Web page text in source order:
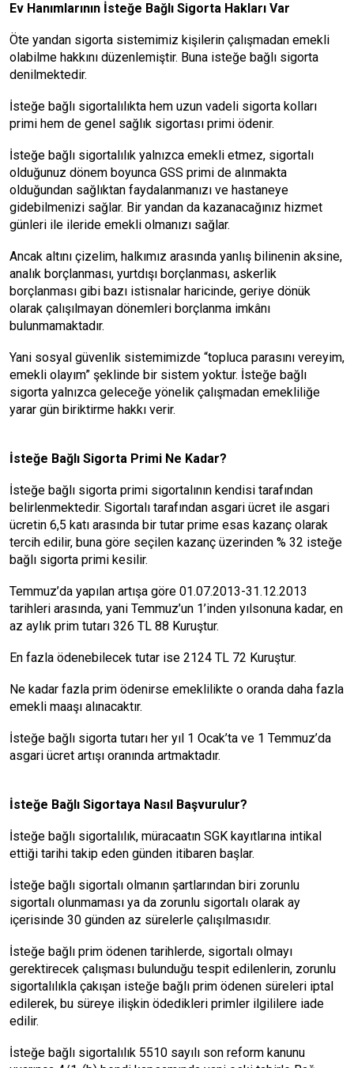
Ev Hanımlarının İsteğe Bağlı Sigorta Hakları Var
Öte yandan sigorta sistemimiz kişilerin çalışmadan emekli
olabilme hakkını düzenlemiştir. Buna isteğe bağlı sigorta
denilmektedir.
İsteğe bağlı sigortalılıkta hem uzun vadeli sigorta kolları
primi hem de genel sağlık sigortası primi ödenir.
İsteğe bağlı sigortalılık yalnızca emekli etmez, sigortalı
olduğunuz dönem boyunca GSS primi de alınmakta
olduğundan sağlıktan faydalanmanızı ve hastaneye
gidebilmenizi sağlar. Bir yandan da kazanacağınız hizmet
günleri ile ileride emekli olmanızı sağlar.
Ancak altını çizelim, halkımız arasında yanlış bilinenin aksine,
analık borçlanması, yurtdışı borçlanması, askerlik
borçlanması gibi bazı istisnalar haricinde, geriye dönük
olarak çalışılmayan dönemleri borçlanma imkânı
bulunmamaktadır.
Yani sosyal güvenlik sistemimizde “topluca parasını vereyim,
emekli olayım” şeklinde bir sistem yoktur. İsteğe bağlı
sigorta yalnızca geleceğe yönelik çalışmadan emekliliğe
yarar gün biriktirme hakkı verir.
İsteğe Bağlı Sigorta Primi Ne Kadar?
İsteğe bağlı sigorta primi sigortalının kendisi tarafından
belirlenmektedir. Sigortalı tarafından asgari ücret ile asgari
ücretin 6,5 katı arasında bir tutar prime esas kazanç olarak
tercih edilir, buna göre seçilen kazanç üzerinden % 32 isteğe
bağlı sigorta primi kesilir.
Temmuz’da yapılan artışa göre 01.07.2013-31.12.2013
tarihleri arasında, yani Temmuz’un 1’inden yılsonuna kadar, en
az aylık prim tutarı 326 TL 88 Kuruştur.
En fazla ödenebilecek tutar ise 2124 TL 72 Kuruştur.
Ne kadar fazla prim ödenirse emeklilikte o oranda daha fazla
emekli maaşı alınacaktır.
İsteğe bağlı sigorta tutarı her yıl 1 Ocak’ta ve 1 Temmuz’da
asgari ücret artışı oranında artmaktadır.
İsteğe Bağlı Sigortaya Nasıl Başvurulur?
İsteğe bağlı sigortalılık, müracaatın SGK kayıtlarına intikal
ettiği tarihi takip eden günden itibaren başlar.
İsteğe bağlı sigortalı olmanın şartlarından biri zorunlu
sigortalı olunmaması ya da zorunlu sigortalı olarak ay
içerisinde 30 günden az sürelerle çalışılmasıdır.
İsteğe bağlı prim ödenen tarihlerde, sigortalı olmayı
gerektirecek çalışması bulunduğu tespit edilenlerin, zorunlu
sigortalılıkla çakışan isteğe bağlı prim ödenen süreleri iptal
edilerek, bu süreye ilişkin ödedikleri primler ilgililere iade
edilir.
İsteğe bağlı sigortalılık 5510 sayılı son reform kanunu